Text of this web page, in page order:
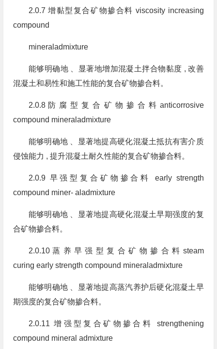
2.0.7 增黏型复合矿物掺合料 viscosity increasing
compound
mineraladmixture
能够明确地 、显著地增加混凝土拌合物黏度 , 改善
混凝土和易性和施工性能的复合矿物掺合料。
2.0.8 防 腐 型 复 合 矿 物 掺 合 料 anticorrosive
compound mineraladmixture
能够明确地 、显著地提高硬化混凝土抵抗有害介质
侵蚀能力 , 提升混凝土耐久性能的复合矿物掺合料。
2.0.9 早强型复合矿物掺合料 early strength
compound miner- aladmixture
能够明确地 、显著地提高硬化混凝土早期强度的复
合矿物掺合料。
2.0.10 蒸 养 早 强 型 复 合 矿 物 掺 合 料 steam
curing early strength compound mineraladmixture
能够明确地 、显著地提高蒸汽养护后硬化混凝土早
期强度的复合矿物掺合料。
2.0.11 增强型复合矿物掺合料 strengthening
compound mineral admixture